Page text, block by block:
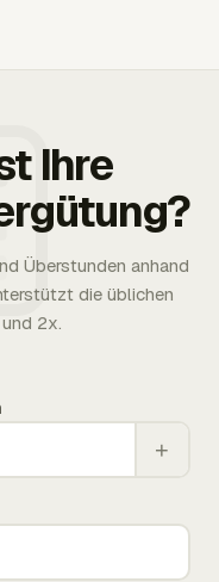
Ihre
Überstunden anhand
die üblichen
2x.
+